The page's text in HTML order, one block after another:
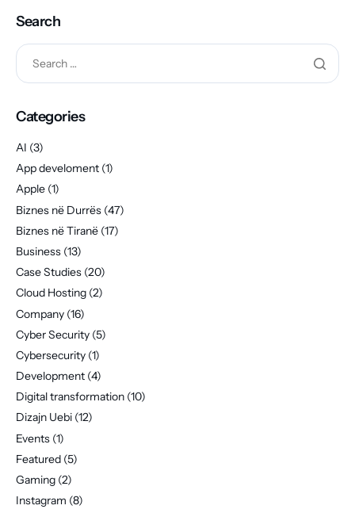
Search
Categories
AI (3)
App develoment (1)
Apple (1)
Biznes në Durrës (47)
Biznes në Tiranë (17)
Business (13)
Case Studies (20)
Cloud Hosting (2)
Company (16)
Cyber Security (5)
Cybersecurity (1)
Development (4)
Digital transformation (10)
Dizajn Uebi (12)
Events (1)
Featured (5)
Gaming (2)
Instagram (8)